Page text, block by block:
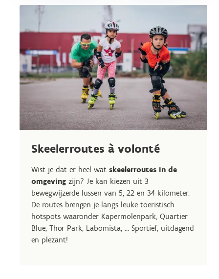
Skeelerroutes à volonté
Wist je dat er heel wat skeelerroutes in de
omgeving zijn? Je kan kiezen uit 3
bewegwijzerde lussen van 5, 22 en 34 kilometer.
De routes brengen je langs leuke toeristisch
hotspots waaronder Kapermolenpark, Quartier
Blue, Thor Park, Labomista, ... Sportief, uitdagend
en plezant!